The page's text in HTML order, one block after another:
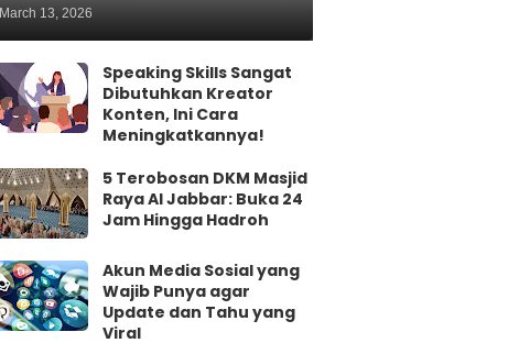
March 13, 2026
Speaking Skills Sangat
Dibutuhkan Kreator
Konten, Ini Cara
Meningkatkannya!
5 Terobosan DKM Masjid
Raya Al Jabbar: Buka 24
Jam Hingga Hadroh
Akun Media Sosial yang
Wajib Punya agar
Update dan Tahu yang
Viral